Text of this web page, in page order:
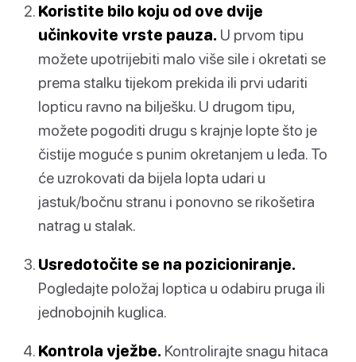
Koristite bilo koju od ove dvije
učinkovite vrste pauza. U prvom tipu
možete upotrijebiti malo više sile i okretati se
prema stalku tijekom prekida ili prvi udariti
lopticu ravno na bilješku. U drugom tipu,
možete pogoditi drugu s krajnje lopte što je
čistije moguće s punim okretanjem u leđa. To
će uzrokovati da bijela lopta udari u
jastuk/bočnu stranu i ponovno se rikošetira
natrag u stalak.
Usredotočite se na pozicioniranje.
Pogledajte položaj loptica u odabiru pruga ili
jednobojnih kuglica.
Kontrola vježbe. Kontrolirajte snagu hitaca